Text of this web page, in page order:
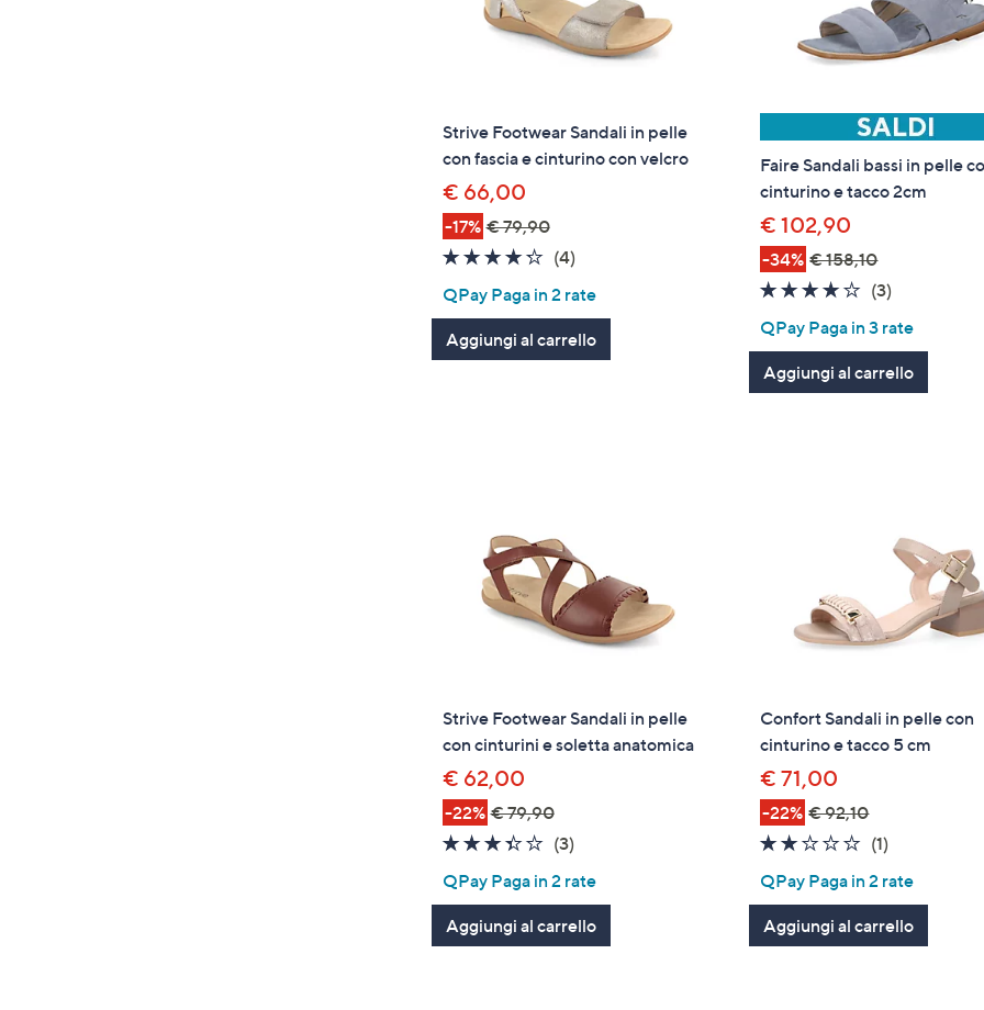
Strive Footwear Sandali in pelle
con fascia e cinturino con velcro
€ 66,00
-17% € 79,90
4.2
Stars
(4)4
QPay Paga in 2 rate
Aggiungi al carrello
Faire Sandali bassi in pelle
cinturino e tacco 2cm
€ 102,90
-34% € 158,10
3.7
Stars
(3)
QPay Paga in 3 rate
Aggiungi al carrello
Strive Footwear Sandali in pelle
con cinturini e soletta anatomica
€ 62,00
-22% € 79,90
3.3
5
Stars
(3)3
QPay Paga in 2 rate
Aggiungi al carrello
Confort Sandali in pelle con
cinturino e tacco 5 cm
€ 71,00
-22% € 92,10
2.0
5
Stars
(1)
QPay Paga in 2 rate
Aggiungi al carrello